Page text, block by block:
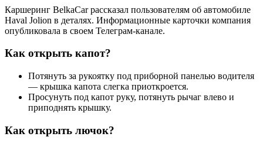
Каршеринг BelkaCar рассказал пользователям об автомобиле
Haval Jolion в деталях. Информационные карточки компания
опубликовала в своем Телеграм-канале.
Как открыть капот?
Потянуть за рукоятку под приборной панелью водителя
— крышка капота слегка приоткроется.
Просунуть под капот руку, потянуть рычаг влево и
приподнять крышку.
Как открыть лючок?